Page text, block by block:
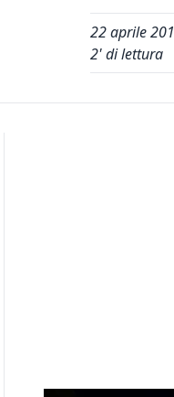
22 aprile
2' di lettura